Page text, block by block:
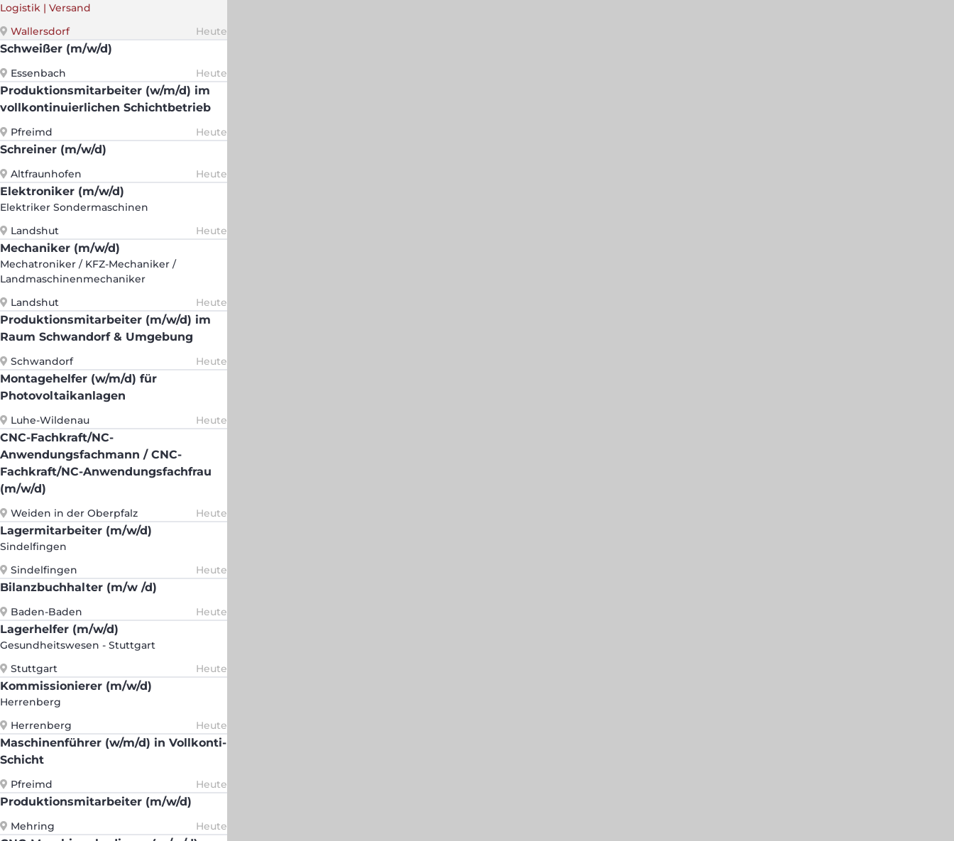
Logistik | Versand
Wallersdorf
Heute
Schweißer (m/w/d)
Essenbach Heute
Produktionsmitarbeiter (w/m/d) im
vollkontinuierlichen Schichtbetrieb
Pfreimd Heute
Schreiner (m/w/d)
Altfraunhofen Heute
Elektroniker (m/w/d)
Elektriker Sondermaschinen
Landshut
Heute
Mechaniker (m/w/d)
Mechatroniker / KFZ-Mechaniker /
Landmaschinenmechaniker
Landshut
Heute
Produktionsmitarbeiter (m/w/d) im
Raum Schwandorf & Umgebung
Schwandorf Heute
Montagehelfer (w/m/d) für
Photovoltaikanlagen
Luhe-Wildenau Heute
CNC-Fachkraft/NC-
Anwendungsfachmann / CNC-
Fachkraft/NC-Anwendungsfachfrau
(m/w/d)
Weiden in der Oberpfalz Heute
Lagermitarbeiter (m/w/d)
Sindelfingen
Sindelfingen
Heute
Bilanzbuchhalter (m/w /d)
Baden-Baden Heute
Lagerhelfer (m/w/d)
Gesundheitswesen - Stuttgart
Stuttgart
Heute
Kommissionierer (m/w/d)
Herrenberg
Herrenberg
Heute
Maschinenführer (w/m/d) in Vollkonti-
Schicht
Pfreimd Heute
Produktionsmitarbeiter (m/w/d)
Mehring Heute